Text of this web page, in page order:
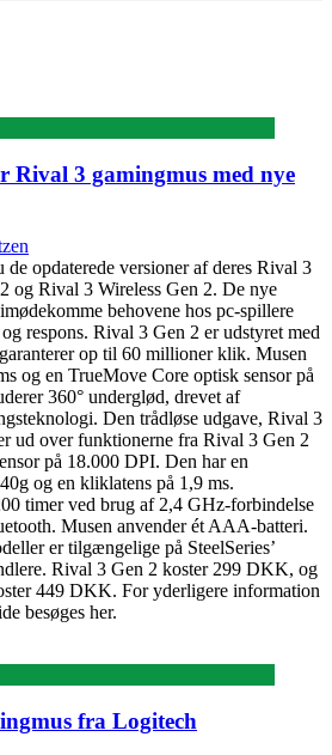
Rival 3 gamingmus med nye
de opdaterede versioner af deres Rival 3
og Rival 3 Wireless Gen 2. De nye
behovene hos pc-spillere
respons. Rival 3 Gen 2 er udstyret med
op til 60 millioner klik. Musen
og en TrueMove Core optisk sensor på
360° underglød, drevet af
Den trådløse udgave, Rival 3
ud over funktionerne fra Rival 3 Gen 2
på 18.000 DPI. Den har en
og en kliklatens på 1,9 ms.
timer ved brug af 2,4 GHz-forbindelse
Musen anvender ét AAA-batteri.
er tilgængelige på SteelSeries’
Rival 3 Gen 2 koster 299 DKK, og
449 DKK. For yderligere information
besøges her.
fra Logitech